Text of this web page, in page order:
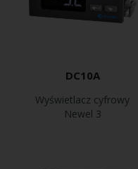
DC10A
Wyświetlacz cyfrowy
Newel 3